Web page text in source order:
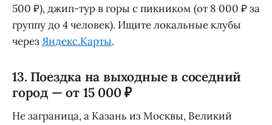
500 ₽), джип-тур в горы с пикником (от 8 000 ₽ за
группу до 4 человек). Ищите локальные клубы
черезЯндекс.Карты.
13. Поездка на выходные в соседний
город — от 15 000 ₽
Не заграница, а Казань из Москвы, Великий